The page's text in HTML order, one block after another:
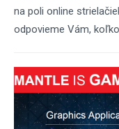
na poli online
odpovieme Vám,